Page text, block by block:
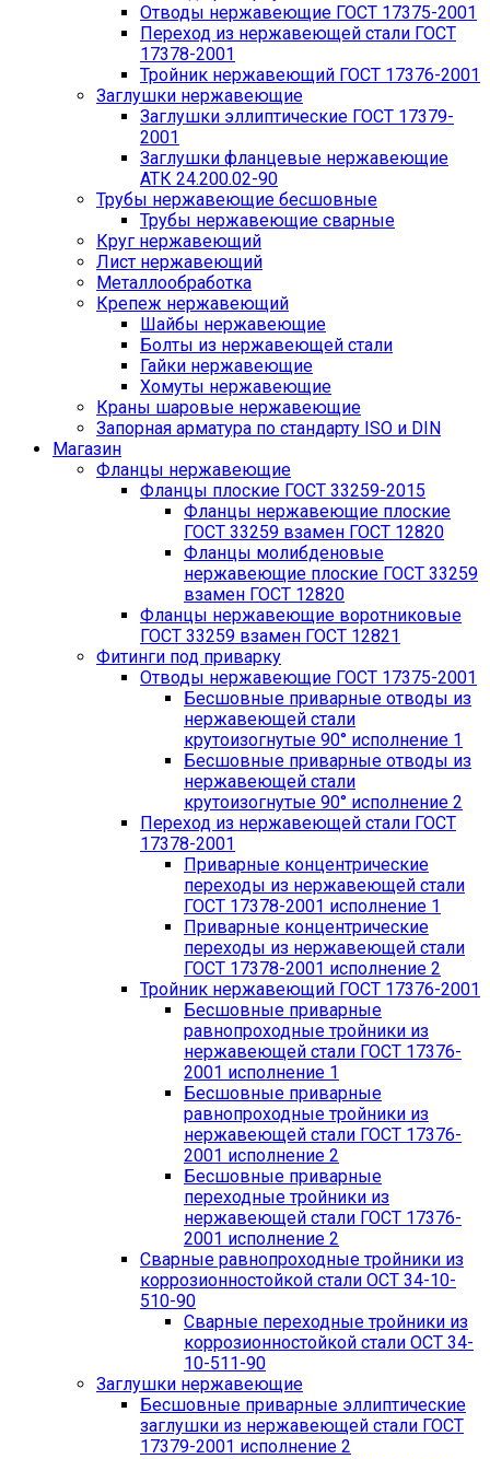
Отводы нержавеющие ГОСТ 17375-2001
Переход из нержавеющей стали ГОСТ
17378-2001
Тройник нержавеющий ГОСТ 17376-2001
Заглушки нержавеющие
Заглушки эллиптические ГОСТ 17379-
2001
Заглушки фланцевые нержавеющие
АТК 24.200.02-90
Трубы нержавеющие бесшовные
Трубы нержавеющие сварные
Круг нержавеющий
Лист нержавеющий
Металлообработка
Крепеж нержавеющий
Шайбы нержавеющие
Болты из нержавеющей стали
Гайки нержавеющие
Хомуты нержавеющие
Краны шаровые нержавеющие
Запорная арматура по стандарту ISO и DIN
Магазин
Фланцы нержавеющие
Фланцы плоские ГОСТ 33259-2015
Фланцы нержавеющие плоские
ГОСТ 33259 взамен ГОСТ 12820
Фланцы молибденовые
нержавеющие плоские ГОСТ 33259
взамен ГОСТ 12820
Фланцы нержавеющие воротниковые
ГОСТ 33259 взамен ГОСТ 12821
Фитинги под приварку
Отводы нержавеющие ГОСТ 17375-2001
Бесшовные приварные отводы из
нержавеющей стали
крутоизогнутые 90° исполнение 1
Бесшовные приварные отводы из
нержавеющей стали
крутоизогнутые 90° исполнение 2
Переход из нержавеющей стали ГОСТ
17378-2001
Приварные концентрические
переходы из нержавеющей стали
ГОСТ 17378-2001 исполнение 1
Приварные концентрические
переходы из нержавеющей стали
ГОСТ 17378-2001 исполнение 2
Тройник нержавеющий ГОСТ 17376-2001
Бесшовные приварные
равнопроходные тройники из
нержавеющей стали ГОСТ 17376-
2001 исполнение 1
Бесшовные приварные
равнопроходные тройники из
нержавеющей стали ГОСТ 17376-
2001 исполнение 2
Бесшовные приварные
переходные тройники из
нержавеющей стали ГОСТ 17376-
2001 исполнение 2
Сварные равнопроходные тройники из
коррозионностойкой стали ОСТ 34-10-
510-90
Сварные переходные тройники из
коррозионностойкой стали ОСТ 34-
10-511-90
Заглушки нержавеющие
Бесшовные приварные эллиптические
заглушки из нержавеющей стали ГОСТ
17379-2001 исполнение 2